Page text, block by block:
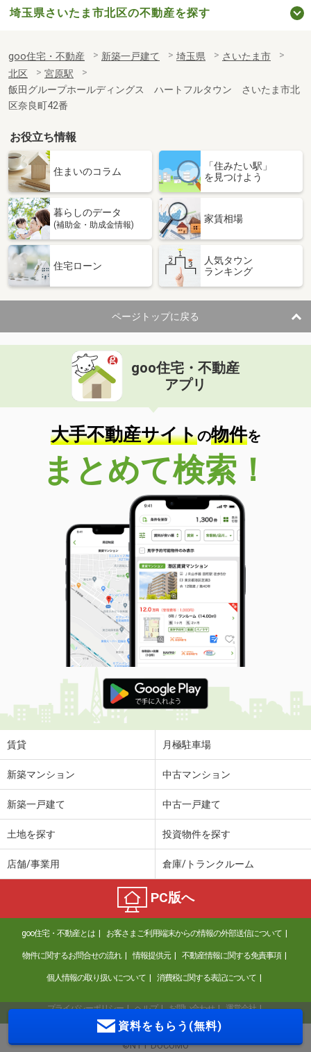
埼玉県さいたま市北区の不動産を探す
goo住宅・不動産 新築一戸建て 埼玉県
さいたま市
北区
宮原駅
飯田グループホールディングス ハートフルタウン さいたま市北
区奈良町42番
お役立ち情報
住まいのコラム
「住みたい駅」
を見つけよう
暮らしのデータ
(補助金・助成金情報)
家賃相場
住宅ローン
人気タウン
ランキング
ページトップに戻る
goo住宅・不動産
アプリ
大手不動産サイトの物件を
まとめて検索！
賃貸 月極駐車場
新築マンション 中古マンション
新築一戸建て 中古一戸建て
土地を探す 投資物件を探す
店舗/事業用 倉庫/トランクルーム
PC版へ
goo住宅・不動産とは お客さまご利用端末からの情報の外部送信について
物件に関するお問合せの流れ 情報提供元 不動産情報に関する免責事項
個人情報の取り扱いについて 消費税に関する表記について
プライバシーポリシー ヘルプ お問い合わせ 運営会社
©NTT DOCOMO
資料をもらう(無料)